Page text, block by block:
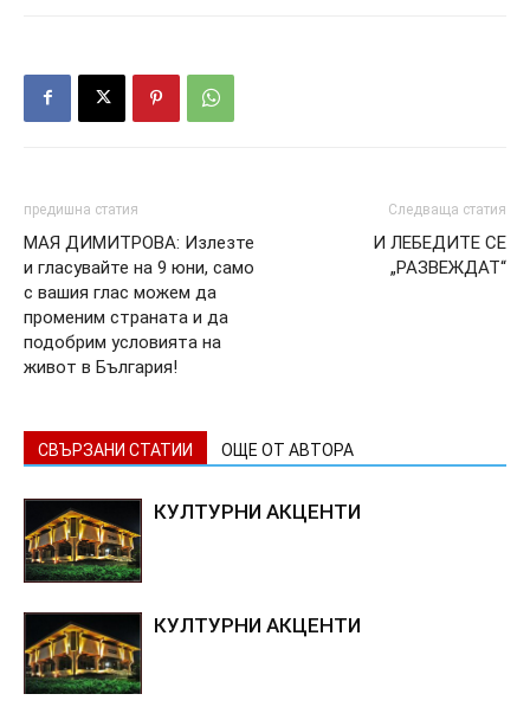
предишна статия
МАЯ ДИМИТРОВА: Излезте
и гласувайте на 9 юни, само
с вашия глас можем да
променим страната и да
подобрим условията на
живот в България!
Следваща статия
И ЛЕБЕДИТЕ СЕ
„РАЗВЕЖДАТ“
СВЪРЗАНИ СТАТИИ ОЩЕ ОТ АВТОРА
КУЛТУРНИ АКЦЕНТИ
КУЛТУРНИ АКЦЕНТИ